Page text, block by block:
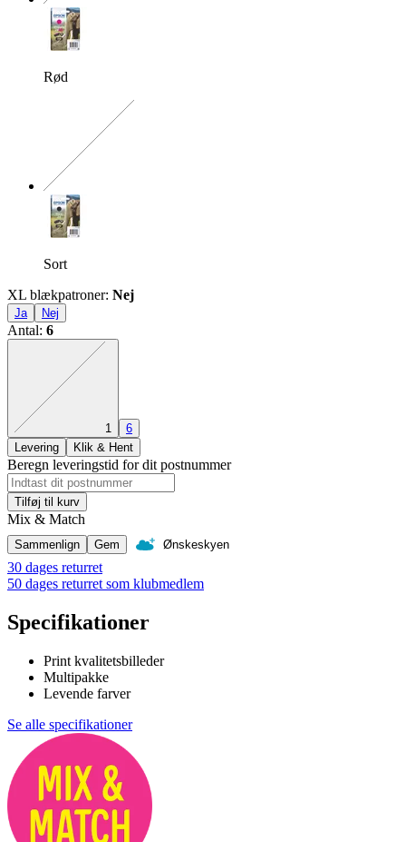
Rød
Sort
XL blækpatroner: Nej
Ja Nej
Antal: 6
Den præcise kombination mangler
1
6
Levering
Klik & Hent
Beregn leveringstid for dit postnummer
Tilføj til kurv
Mix & Match
Sammenlign Gem Ønskeskyen
30 dages returret
50 dages returret som klubmedlem
Specifikationer
Print kvalitetsbilleder
Multipakke
Levende farver
Se alle specifikationer